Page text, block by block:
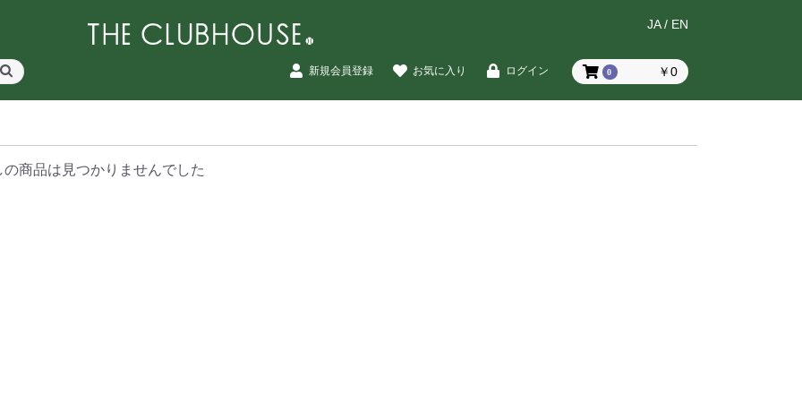
JA/ EN
新規会員登録 お気に入り ログイン 0 ￥0
の商品は見つかりませんでした